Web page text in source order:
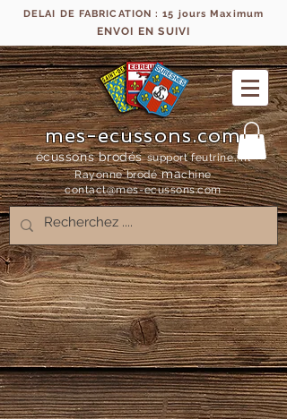
DELAI DE FABRICATION : 15 jours Maximum
ENVOI EN SUIVI
mes-ecussons.com
écussons brodés support feutrine, fil
Rayonne brodémachine
contact@mes-ecussons.com